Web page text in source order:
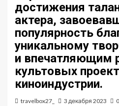
достижения
актера,
популярность
уникальному
и впечатляющим
культовых
киноиндустрии.
travelbox27_ 3 декабря 2023 0